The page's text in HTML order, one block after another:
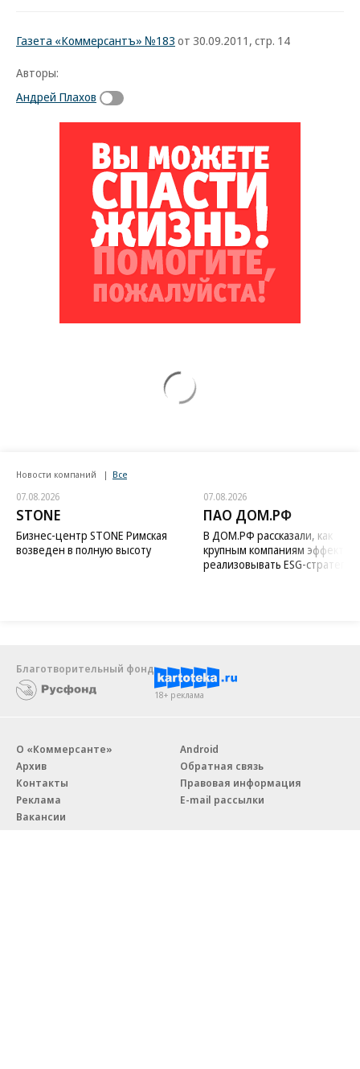
Газета «Коммерсантъ» №183 от 30.09.2011, стр. 14
Авторы:
Андрей Плахов
Новости компаний Все
07.08.2026
STONE
Бизнес-центр STONE Римская
возведен в полную высоту
07.08.2026
ПАО ДОМ.РФ
В ДОМ.РФ рассказали, как
крупным компаниям
реализовывать ESG-стратегию
Благотворительный фонд
18+ реклама
О «Коммерсанте»
Архив
Контакты
Реклама
Вакансии
Android
Обратная связь
Правовая информация
E-mail рассылки